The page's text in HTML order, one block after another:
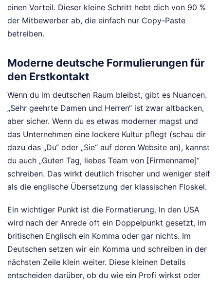
einen Vorteil. Dieser kleine Schritt hebt dich von 90 %
der Mitbewerber ab, die einfach nur Copy-Paste
betreiben.
Moderne deutsche Formulierungen für
den Erstkontakt
Wenn du im deutschen Raum bleibst, gibt es Nuancen.
„Sehr geehrte Damen und Herren“ ist zwar altbacken,
aber sicher. Wenn du es etwas moderner magst und
das Unternehmen eine lockere Kultur pflegt (schau dir
dazu das „Du“ oder „Sie“ auf deren Website an), kannst
du auch „Guten Tag, liebes Team von [Firmenname]“
schreiben. Das wirkt deutlich frischer und weniger steif
als die englische Übersetzung der klassischen Floskel.
Ein wichtiger Punkt ist die Formatierung. In den USA
wird nach der Anrede oft ein Doppelpunkt gesetzt, im
britischen Englisch ein Komma oder gar nichts. Im
Deutschen setzen wir ein Komma und schreiben in der
nächsten Zeile klein weiter. Diese kleinen Details
entscheiden darüber, ob du wie ein Profi wirkst oder